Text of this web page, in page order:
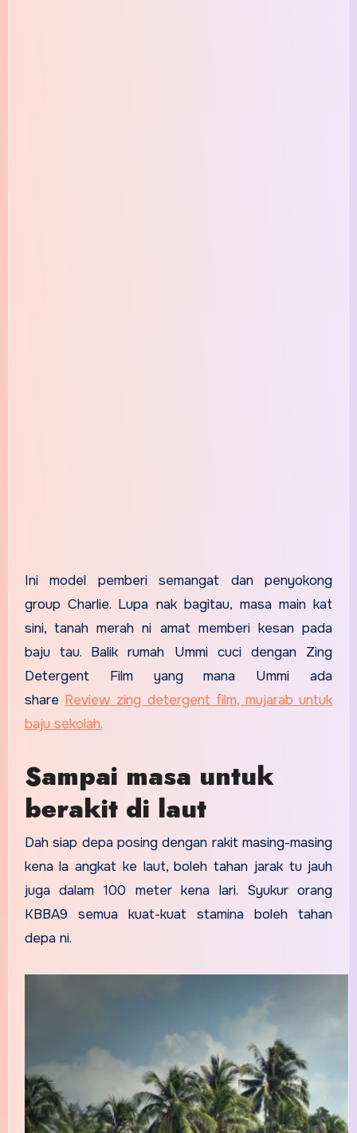
Ini model pemberi semangat dan penyokong
group Charlie. Lupa nak bagitau, masa main kat
sini, tanah merah ni amat memberi kesan pada
baju tau. Balik rumah Ummi cuci dengan Zing
Detergent Film yang mana Ummi ada
share Review zing detergent film, mujarab untuk
baju sekolah.
Sampai masa untuk
berakit di laut
Dah siap depa posing dengan rakit masing-masing
kena la angkat ke laut, boleh tahan jarak tu jauh
juga dalam 100 meter kena lari. Syukur orang
KBBA9 semua kuat-kuat stamina boleh tahan
depa ni.